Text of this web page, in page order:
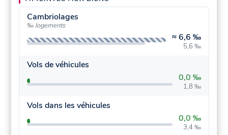
Cambriolages
‰ logements
≈6,6 ‰
5,6 ‰
Vols de véhicules
0,0 ‰
1,8 ‰
Vols dans les véhicules
0,0 ‰
3,4 ‰